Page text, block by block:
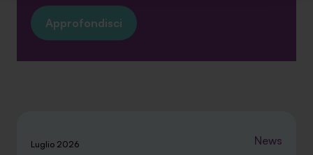
funzionamento del sito. Per tutte le informazioni complete
ti invitiamo a consultare le "Informazioni sui Cookie" qui
Approfondisci
Luglio 2026 News